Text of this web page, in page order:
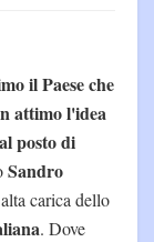
il Paese che
attimo l'idea
posto di
Sandro
carica dello
. Dove